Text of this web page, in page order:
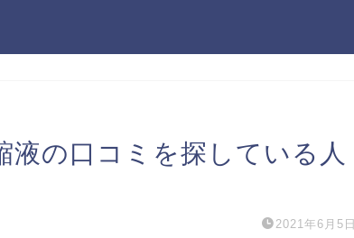
の口コミを探している人
2021年6月5日